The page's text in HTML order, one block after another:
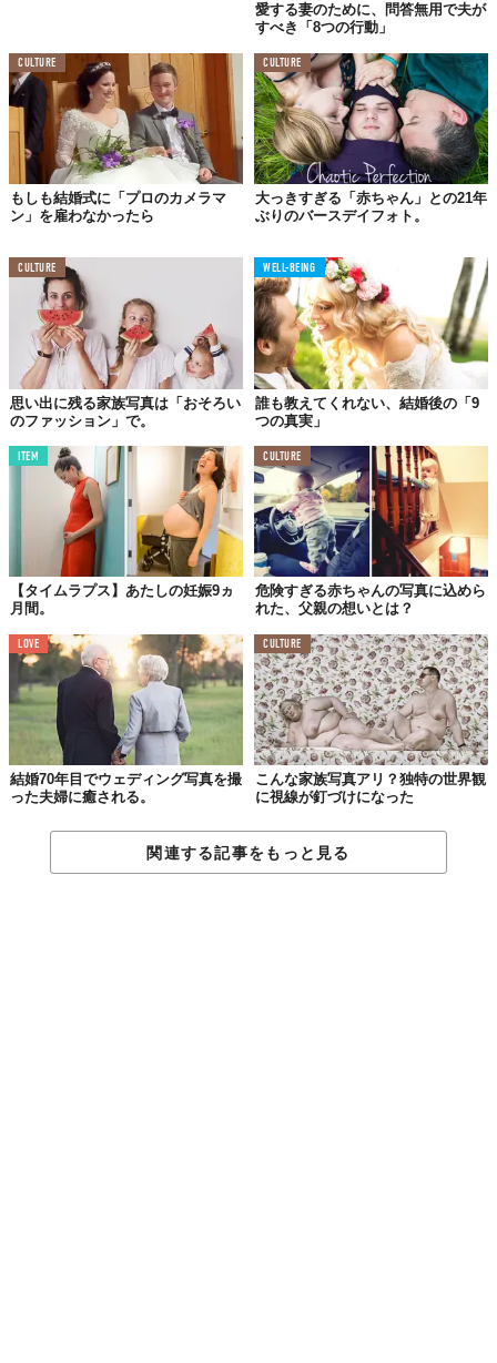
その後、Nicoleさんは、無事に元気な女の子を産んだみたいで
す。これからも、3人で一緒に愛を育んでいくのでしょう。
Licensed material used with permission byTraci Lynn Photography,(Facebook)
TABI LABO
この世界は、もっと広いはずだ。
愛する妻のために、問答無用で夫が
すべき「8つの行動」
CULTURE
もしも結婚式に「プロのカメラマ
ン」を雇わなかったら
CULTURE
大っきすぎる「赤ちゃん」との21年
ぶりのバースデイフォト。
CULTURE
思い出に残る家族写真は「おそろい
のファッション」で。
WELL-BEING
誰も教えてくれない、結婚後の「9
つの真実」
ITEM
【タイムラプス】あたしの妊娠9ヵ
月間。
CULTURE
危険すぎる赤ちゃんの写真に込めら
れた、父親の想いとは？
LOVE
結婚70年目でウェディング写真を撮
った夫婦に癒される。
CULTURE
こんな家族写真アリ？独特の世界観
に視線が釘づけになった
関連する記事をもっと見る